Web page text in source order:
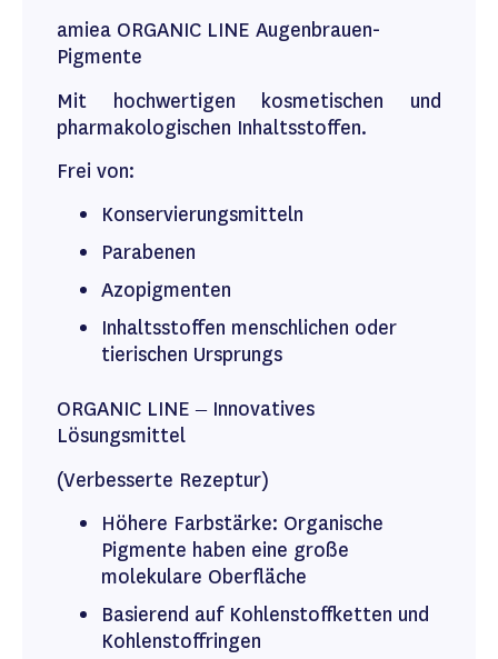
amiea ORGANIC LINE Augenbrauen-
Pigmente
Mit hochwertigen kosmetischen und
pharmakologischen Inhaltsstoffen.
Frei von:
Konservierungsmitteln
Parabenen
Azopigmenten
Inhaltsstoffen menschlichen oder
tierischen Ursprungs
ORGANIC LINE – Innovatives
Lösungsmittel
(Verbesserte Rezeptur)
Höhere Farbstärke: Organische
Pigmente haben eine große
molekulare Oberfläche
Basierend auf Kohlenstoffketten und
Kohlenstoffringen